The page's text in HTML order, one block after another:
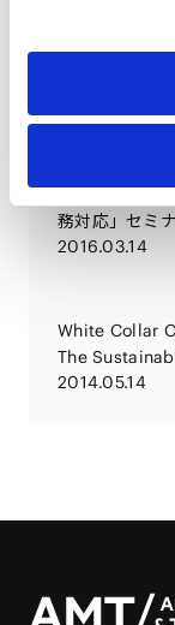
ド」の実践か
電力の小売営
いての指針等
務対応」セミナ
2016.03.14
White Collar
The
2014.05.14